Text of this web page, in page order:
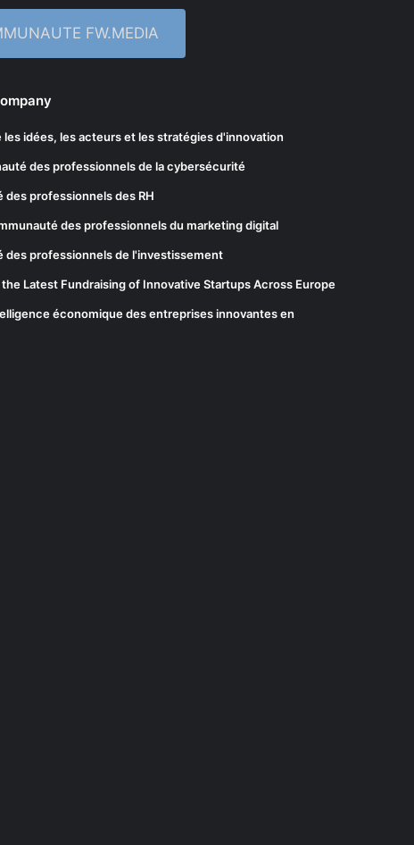
FW.MEDIA
les idées, les acteurs et les stratégies d'innovation
des professionnels de la cybersécurité
des professionnels des RH
des professionnels du marketing digital
des professionnels de l'investissement
the Latest Fundraising of Innovative Startups Across Europe
économique des entreprises innovantes en